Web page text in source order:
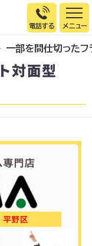
電話する
一部を間仕切ったフ
対面型